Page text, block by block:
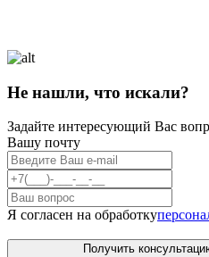
Не нашли, что искали?
Задайте интересующий Вас
Вашу почту
Я согласен на обработку
Получить